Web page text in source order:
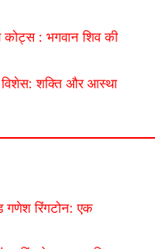
: भगवान शिव की
शक्ति और आस्था
रिंगटोन: एक